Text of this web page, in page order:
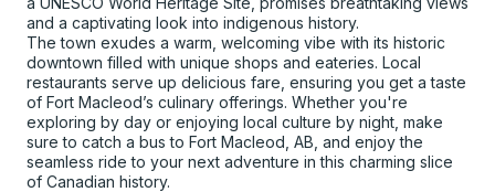
and a captivating look into indigenous history.
The town exudes a warm, welcoming vibe with its historic
downtown filled with unique shops and eateries. Local
restaurants serve up delicious fare, ensuring you get a taste
of Fort Macleod’s culinary offerings. Whether you're
exploring by day or enjoying local culture by night, make
sure to catch a bus to Fort Macleod, AB, and enjoy the
seamless ride to your next adventure in this charming slice
of Canadian history.